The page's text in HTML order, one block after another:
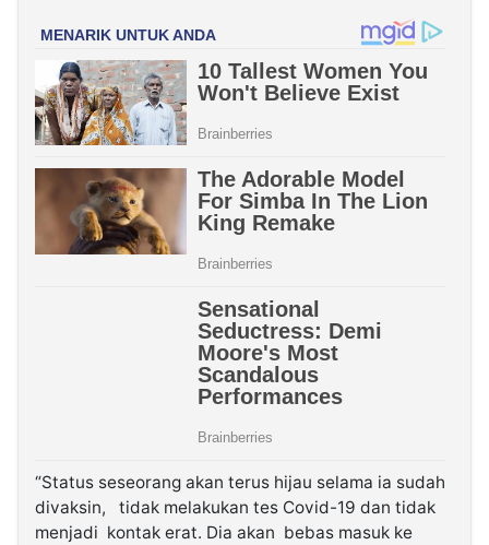
“Status seseorang akan terus hijau selama ia sudah
divaksin, tidak melakukan tes Covid-19 dan tidak
menjadi kontak erat. Dia akan bebas masuk ke